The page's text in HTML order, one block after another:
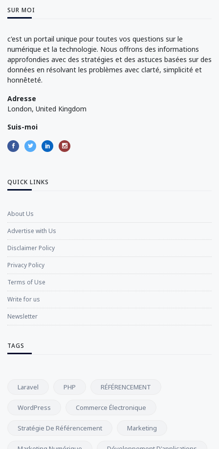
SUR MOI
c'est un portail unique pour toutes vos questions sur le
numérique et la technologie. Nous offrons des informations
approfondies avec des stratégies et des astuces basées sur des
données en résolvant les problèmes avec clarté, simplicité et
honnêteté.
Adresse
London, United Kingdom
Suis-moi
QUICK LINKS
About Us
Advertise with Us
Disclaimer Policy
Privacy Policy
Terms of Use
Write for us
Newsletter
TAGS
Laravel PHP RÉFÉRENCEMENT
WordPress Commerce Électronique
Stratégie De Référencement Marketing